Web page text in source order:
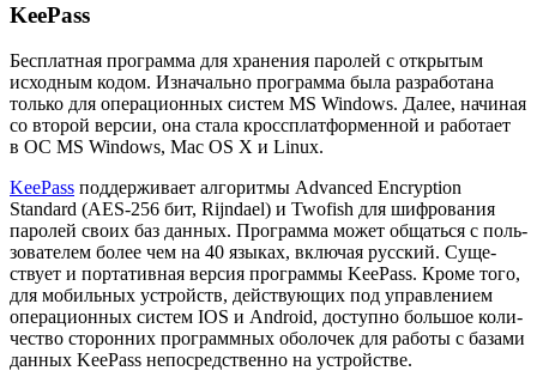
KeePass
Бес­плат­ная про­грам­ма для хра­не­ния паро­лей c откры­тым
исход­ным кодом. Изна­чаль­но про­грам­ма была раз­ра­бо­та­на
толь­ко для опе­ра­ци­он­ных систем MS Windows. Далее, начи­ная
со вто­рой вер­сии, она ста­ла крос­сплат­фор­мен­ной и рабо­та­ет
в ОС MS Windows, Mac OS X и Linux.
KeePass под­дер­жи­ва­ет алго­рит­мы Advanced Encryption
Standard (AES-256 бит, Rijndael) и Twofish для шиф­ро­ва­ния
паро­лей сво­их баз дан­ных. Про­грам­ма может общать­ся с поль­
зо­ва­те­лем более чем на 40 язы­ках, вклю­чая рус­ский. Суще­
ству­ет и пор­та­тив­ная вер­сия про­грам­мы KeePass. Кро­ме того,
для мобиль­ных устройств, дей­ству­ю­щих под управ­ле­ни­ем
опе­ра­ци­он­ных систем IOS и Android, доступ­но боль­шое коли­
че­ство сто­рон­них про­грамм­ных обо­ло­чек для рабо­ты с база­ми
дан­ных KeePass непо­сред­ствен­но на устройстве.